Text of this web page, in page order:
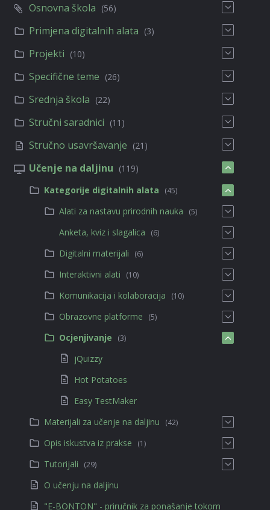
Osnovna škola (56)
Primjena digitalnih alata (3)
Projekti (10)
Specifične teme (26)
Srednja škola (22)
Stručni saradnici (11)
Stručno usavršavanje (21)
Učenje na daljinu (119)
Kategorije digitalnih alata
(45)
Alati za nastavu prirodnih nauka (5)
Anketa, kviz i slagalica (6)
Digitalni materijali (6)
Interaktivni alati (10)
Komunikacija i kolaboracija (10)
Obrazovne platforme (5)
Ocjenjivanje (3)
jQuizzy
Hot Potatoes
Easy TestMaker
Materijali za učenje na daljinu
(42)
Opis iskustva iz prakse (1)
Tutorijali (29)
O učenju na daljinu
"E-BONTON" - priručnik za ponašanje tokom